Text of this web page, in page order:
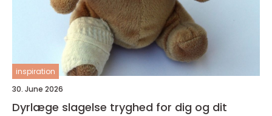
inspiration
30. June 2026
Dyrlæge slagelse tryghed for dig og dit